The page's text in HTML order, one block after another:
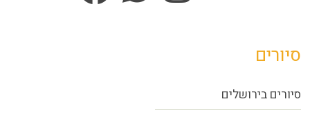
סיורים
סיורים בירושלים